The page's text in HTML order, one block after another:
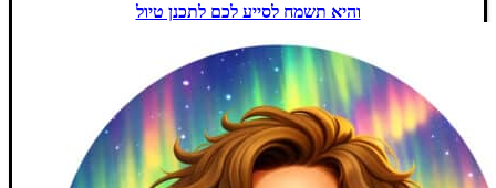
והיא תשמח לסייע לכם לתכנן טיול